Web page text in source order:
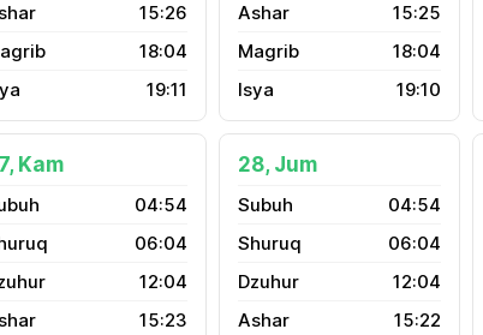
15:26
18:04
19:11
15:25
18:04
19:10
Kam
04:54
06:04
12:04
15:23
28, Jum
04:54
06:04
12:04
15:22